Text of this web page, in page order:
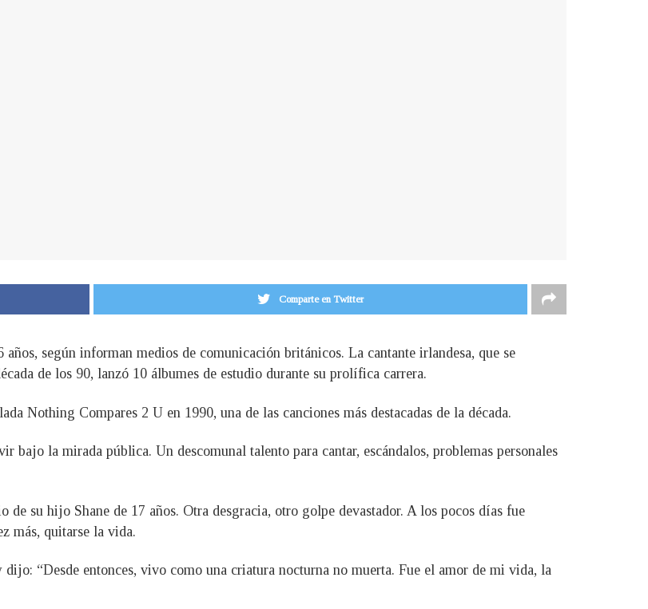
Comparte en Twitter
años, según informan medios de comunicación británicos. La cantante irlandesa, que se
de los 90, lanzó 10 álbumes de estudio durante su prolífica carrera.
Nothing Compares 2 U en 1990, una de las canciones más destacadas de la década.
bajo la mirada pública. Un descomunal talento para cantar, escándalos, problemas personales
su hijo Shane de 17 años. Otra desgracia, otro golpe devastador. A los pocos días fue
más, quitarse la vida.
“Desde entonces, vivo como una criatura nocturna no muerta. Fue el amor de mi vida, la